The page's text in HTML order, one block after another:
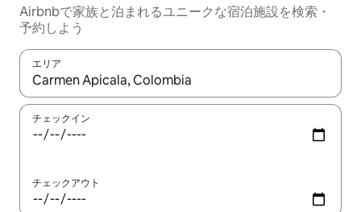
Airbnbで家族と泊まれるユニークな宿泊施設を検索・
予約しよう
エリア
検索結果が表示されたら、上下の矢印キーを使って移動するか
チェックイン
チェックアウト